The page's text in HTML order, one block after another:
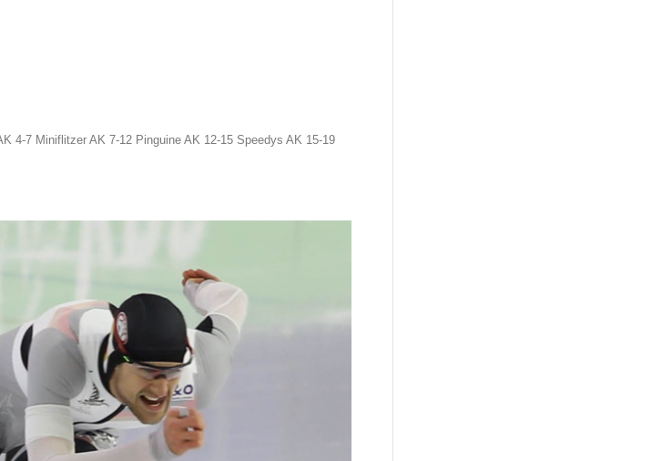
4-7 Miniflitzer AK 7-12 Pinguine AK 12-15 Speedys AK 15-19